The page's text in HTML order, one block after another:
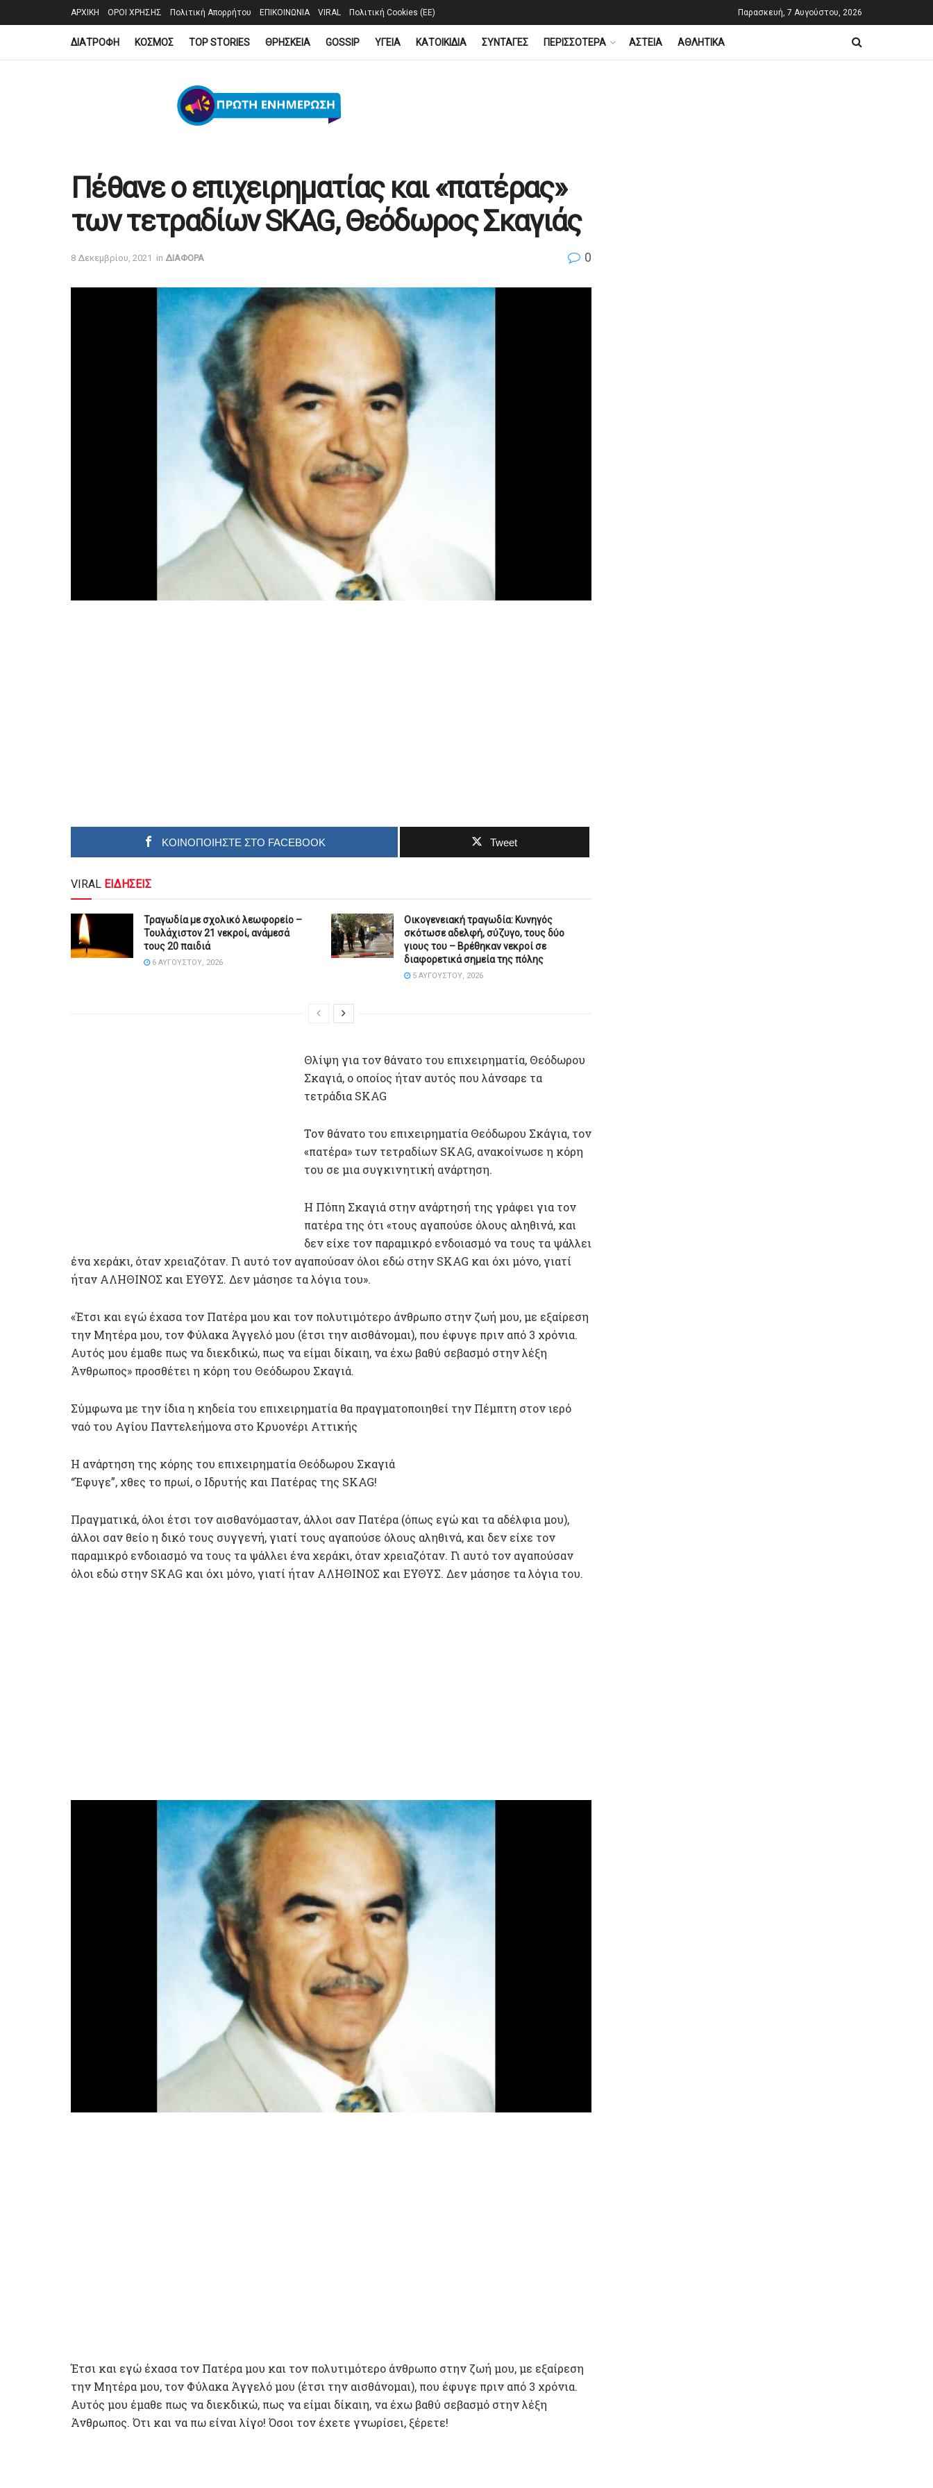
ΑΡΧΙΚΗ ΟΡΟΙ ΧΡΗΣΗΣ Πολιτική Απορρήτου ΕΠΙΚΟΙΝΩΝΙΑ VIRAL Πολιτική Cookies (ΕΕ) Παρασκευή, 7 Αυγούστου, 2026
ΔΙΑΤΡΟΦΗ ΚΟΣΜΟΣ TOP STORIES ΘΡΗΣΚΕΙΑ GOSSIP YΓΕΙΑ ΚΑΤΟΙΚΙΔΙΑ ΣΥΝΤΑΓΕΣ ΠΕΡΙΣΣΟΤΕΡΑ ΑΣΤΕΙΑ ΑΘΛΗΤΙΚΑ
Πέθανε ο επιχειρηματίας και «πατέρας»
των τετραδίων SKAG, Θεόδωρος Σκαγιάς
8 Δεκεμβρίου, 2021 in ΔΙΑΦΟΡΑ 0
ΚΟΙΝΟΠΟΙΗΣΤΕ ΣΤΟ FACEBOOK Tweet
VIRAL ΕΙΔΗΣΕΙΣ
Τραγωδία με σχολικό λεωφορείο –
Τουλάχιστον 21 νεκροί, ανάμεσά
τους 20 παιδιά
6 ΑΥΓΟΎΣΤΟΥ, 2026
Οικογενειακή τραγωδία: Κυνηγός
σκότωσε αδελφή, σύζυγο, τους δύο
γιους του – Βρέθηκαν νεκροί σε
διαφορετικά σημεία της πόλης
5 ΑΥΓΟΎΣΤΟΥ, 2026
Θλίψη για τον θάνατο του επιχειρηματία, Θεόδωρου
Σκαγιά, ο οποίος ήταν αυτός που λάνσαρε τα
τετράδια SKAG
Τον θάνατο του επιχειρηματία Θεόδωρου Σκάγια, τον
«πατέρα» των τετραδίων SKAG, ανακοίνωσε η κόρη
του σε μια συγκινητική ανάρτηση.
Η Πόπη Σκαγιά στην ανάρτησή της γράφει για τον
πατέρα της ότι «τους αγαπούσε όλους αληθινά, και
δεν είχε τον παραμικρό ενδοιασμό να τους τα ψάλλει
ένα χεράκι, όταν χρειαζόταν. Γι αυτό τον αγαπούσαν όλοι εδώ στην SKAG και όχι μόνο, γιατί
ήταν ΑΛΗΘΙΝΟΣ και ΕΥΘΥΣ. Δεν μάσησε τα λόγια του».
«Έτσι και εγώ έχασα τον Πατέρα μου και τον πολυτιμότερο άνθρωπο στην ζωή μου, με εξαίρεση
την Μητέρα μου, τον Φύλακα Άγγελό μου (έτσι την αισθάνομαι), που έφυγε πριν από 3 χρόνια.
Αυτός μου έμαθε πως να διεκδικώ, πως να είμαι δίκαιη, να έχω βαθύ σεβασμό στην λέξη
Άνθρωπος» προσθέτει η κόρη του Θεόδωρου Σκαγιά.
Σύμφωνα με την ίδια η κηδεία του επιχειρηματία θα πραγματοποιηθεί την Πέμπτη στον ιερό
ναό του Αγίου Παντελεήμονα στο Κρυονέρι Αττικής
Η ανάρτηση της κόρης του επιχειρηματία Θεόδωρου Σκαγιά
“Έφυγε”, χθες το πρωί, ο Ιδρυτής και Πατέρας της SKAG!
Πραγματικά, όλοι έτσι τον αισθανόμασταν, άλλοι σαν Πατέρα (όπως εγώ και τα αδέλφια μου),
άλλοι σαν θείο η δικό τους συγγενή, γιατί τους αγαπούσε όλους αληθινά, και δεν είχε τον
παραμικρό ενδοιασμό να τους τα ψάλλει ένα χεράκι, όταν χρειαζόταν. Γι αυτό τον αγαπούσαν
όλοι εδώ στην SKAG και όχι μόνο, γιατί ήταν ΑΛΗΘΙΝΟΣ και ΕΥΘΥΣ. Δεν μάσησε τα λόγια του.
Έτσι και εγώ έχασα τον Πατέρα μου και τον πολυτιμότερο άνθρωπο στην ζωή μου, με εξαίρεση
την Μητέρα μου, τον Φύλακα Άγγελό μου (έτσι την αισθάνομαι), που έφυγε πριν από 3 χρόνια.
Αυτός μου έμαθε πως να διεκδικώ, πως να είμαι δίκαιη, να έχω βαθύ σεβασμό στην λέξη
Άνθρωπος. Ότι και να πω είναι λίγο! Όσοι τον έχετε γνωρίσει, ξέρετε!